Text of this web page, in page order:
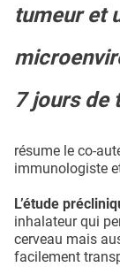
tumeur et
7 jours de
résume le co-
immunologiste
L’étude
inhalateur qui
cerveau mais
facilement